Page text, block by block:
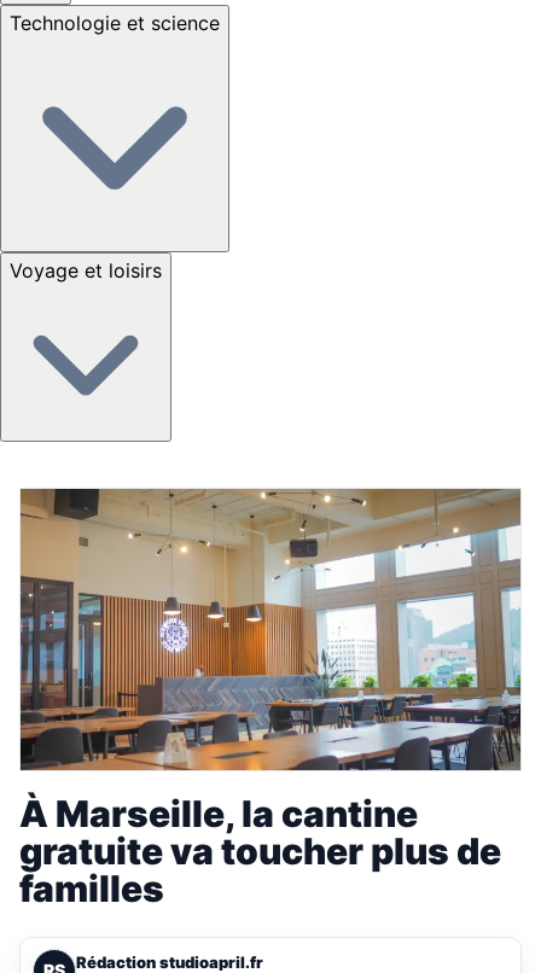
Technologie et science
Voyage et loisirs
À Marseille, la cantine
gratuite va toucher plus de
familles
Rédaction studioapril.fr